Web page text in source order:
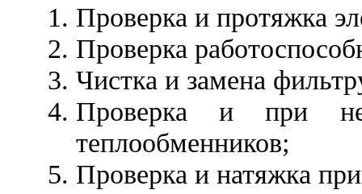
Проверка и протяжка
Проверка
Чистка и замена
Проверка и при
теплообменников;
Проверка и натяжка